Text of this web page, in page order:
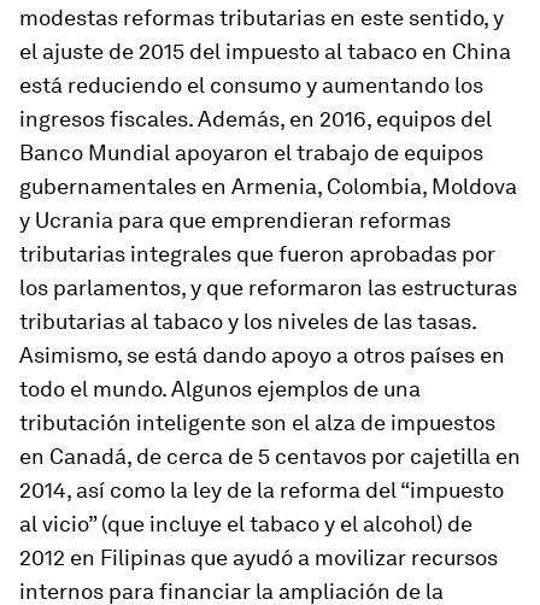
modestas reformas tributarias en este sentido, y
el ajuste de 2015 del impuesto al tabaco en China
está reduciendo el consumo y aumentando los
ingresos fiscales. Además, en 2016, equipos del
Banco Mundial apoyaron el trabajo de equipos
gubernamentales en Armenia, Colombia, Moldova
y Ucrania para que emprendieran reformas
tributarias integrales que fueron aprobadas por
los parlamentos, y que reformaron las estructuras
tributarias al tabaco y los niveles de las tasas.
Asimismo, se está dando apoyo a otros países en
todo el mundo. Algunos ejemplos de una
tributación inteligente son el alza de impuestos
en Canadá, de cerca de 5 centavos por cajetilla en
2014, así como la ley de la reforma del “impuesto
al vicio” (que incluye el tabaco y el alcohol) de
2012 en Filipinas que ayudó a movilizar recursos
internos para financiar la ampliación de la